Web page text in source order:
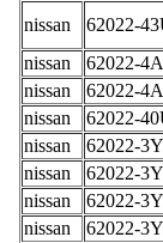
nissan
62022-
nissan
62022-
nissan
62022-
nissan
62022-
nissan
62022-
nissan
62022-
nissan
62022-
nissan
62022-